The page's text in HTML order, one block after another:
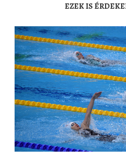
EZEK IS